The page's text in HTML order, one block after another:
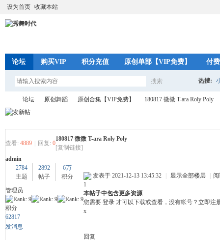
设为首页 收藏本站
论坛 购买VIP 积分充值 原创单部【VIP免费】 付
搜索
搜
热搜:
秀 »
论坛
›
原创舞蹈
›
原创合集【VIP免费】 180817 微微 T-ara Roly Poly
查看: 4889 回复: 0
180817 微微 T-ara Roly Poly
[复制链接]
admin
2784
主题
2892
帖子
6万
积分
管理员
积分
62817
发消息
发表于 2021-12-13 13:45:32 显示全部楼层
1
本帖子中包含更多资源
您需要 登录 才可以下载或查看，没有帐号？ 立即注
x
回复